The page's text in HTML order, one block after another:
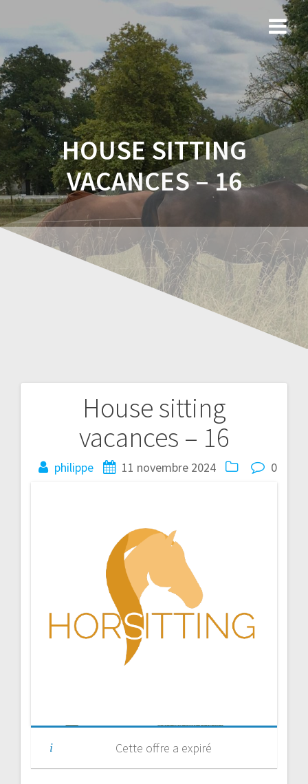
HOUSE SITTING
VACANCES – 16
House sitting
vacances – 16
philippe 11 novembre 2024 0
Cette offre a expiré